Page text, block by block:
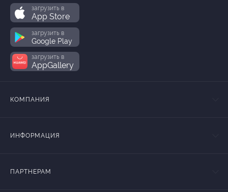
загрузить в
App Store
загрузить в
Google Play
загрузить в
AppGallery
КОМПАНИЯ
ИНФОРМАЦИЯ
ПАРТНЕРАМ